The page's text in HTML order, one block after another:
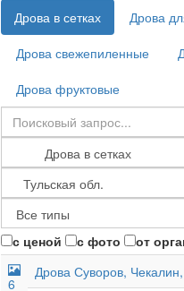
Дрова в сетках
Дрова
Дрова свежепиленные
Дрова фруктовые
с ценой с фото от
6
Дрова Суворов,